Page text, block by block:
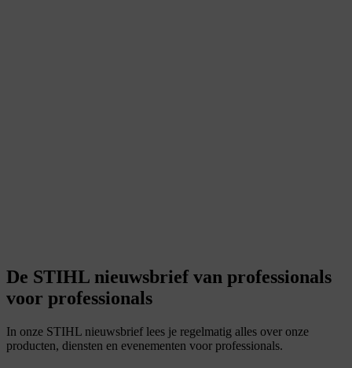
De STIHL nieuwsbrief van professionals
voor professionals
In onze STIHL nieuwsbrief lees je regelmatig alles over onze
producten, diensten en evenementen voor professionals.